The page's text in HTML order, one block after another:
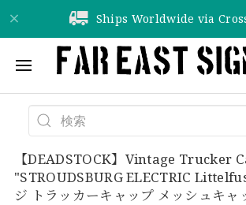
Ships Worldwide via
【DEADSTOCK】Vintage Trucker
"STROUDSBURG ELECTRIC
ジ トラッカーキャップ メッシュキャ